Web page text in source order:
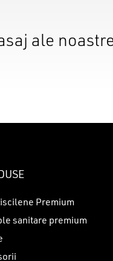
ale
Premium
sanitare premium